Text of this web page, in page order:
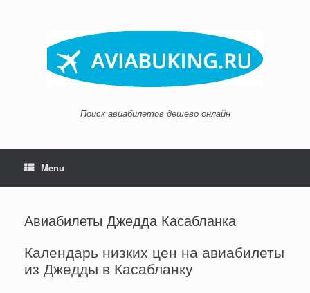
Поиск авиабилетов дешево онлайн
Menu
Авиабилеты Джедда Касабланка
Календарь низких цен на авиабилеты
из Джедды в Касабланку